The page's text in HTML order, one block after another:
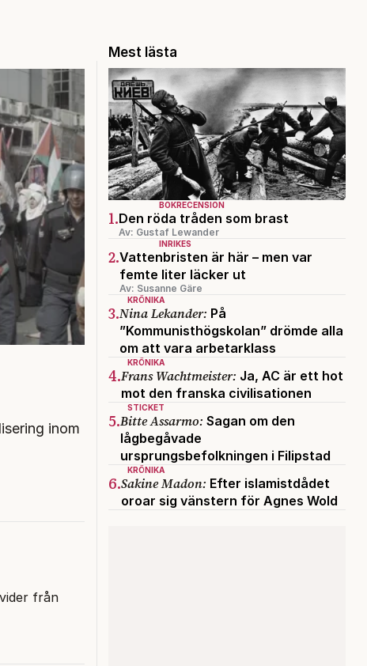
inom
från
Mest lästa
BOKRECENSION
1.Den röda tråden som brast
Av: Gustaf Lewander
INRIKES
2.Vattenbristen är här – men var
femte liter läcker ut
Av: Susanne Gäre
KRÖNIKA
3.Nina Lekander: På
”Kommunisthögskolan” drömde alla
om att vara arbetarklass
KRÖNIKA
4.Frans Wachtmeister: Ja, AC är ett hot
mot den franska civilisationen
STICKET
5.Bitte Assarmo: Sagan om den
lågbegåvade
ursprungsbefolkningen i Filipstad
KRÖNIKA
6.Sakine Madon: Efter islamistdådet
oroar sig vänstern för Agnes Wold